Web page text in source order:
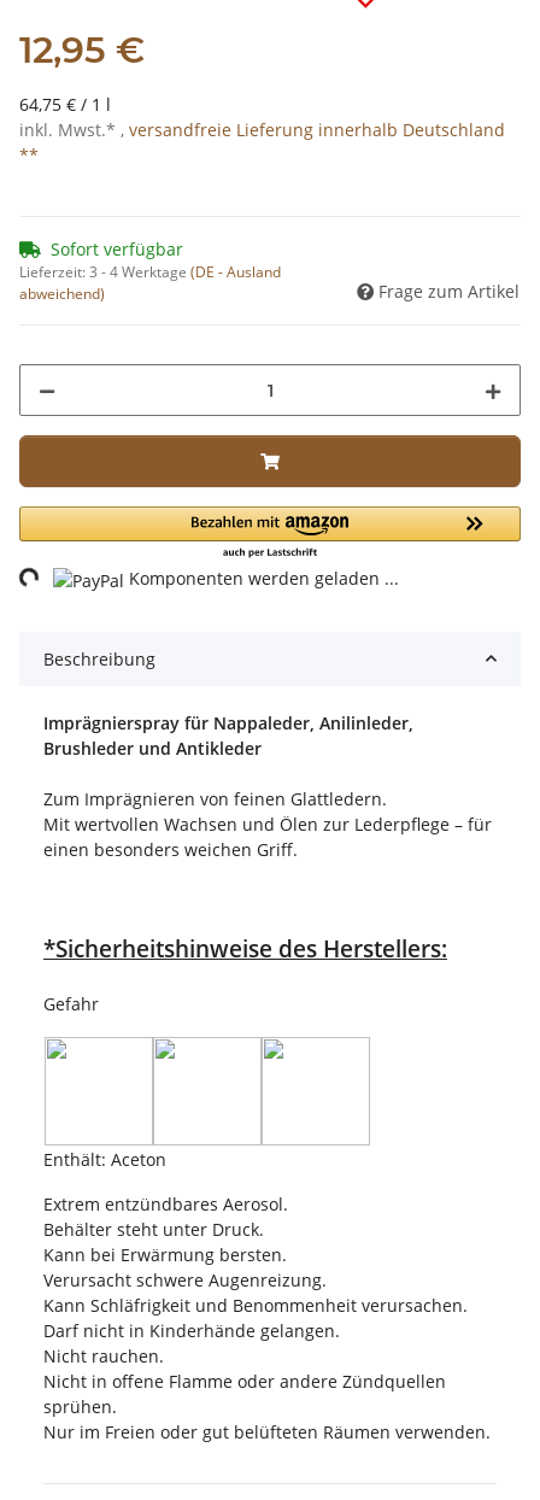
12,95 €
64,75 € / 1 l
inkl. Mwst.* , versandfreie Lieferung innerhalb Deutschland
**
Sofort verfügbar
Lieferzeit:3 - 4 Werktage (DE - Ausland
abweichend)
Frage zum Artikel
Komponenten werden geladen ...
Beschreibung
Imprägnierspray für Nappaleder, Anilinleder,
Brushleder und Antikleder
Zum Imprägnieren von feinen Glattledern.
Mit wertvollen Wachsen und Ölen zur Lederpflege – für
einen besonders weichen Griff.
*Sicherheitshinweise des Herstellers:
Gefahr
Enthält: Aceton
Extrem entzündbares Aerosol.
Behälter steht unter Druck.
Kann bei Erwärmung bersten.
Verursacht schwere Augenreizung.
Kann Schläfrigkeit und Benommenheit verursachen.
Darf nicht in Kinderhände gelangen.
Nicht rauchen.
Nicht in offene Flamme oder andere Zündquellen
sprühen.
Nur im Freien oder gut belüfteten Räumen verwenden.